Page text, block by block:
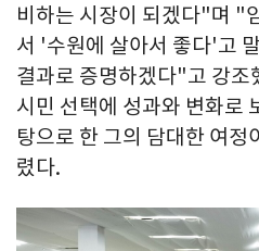
비하는 시장이 되겠다"며 "
서 '수원에 살아서 좋다'고
결과로 증명하겠다"고 강조
시민 선택에 성과와 변화로
탕으로 한 그의 담대한 여정
렸다.